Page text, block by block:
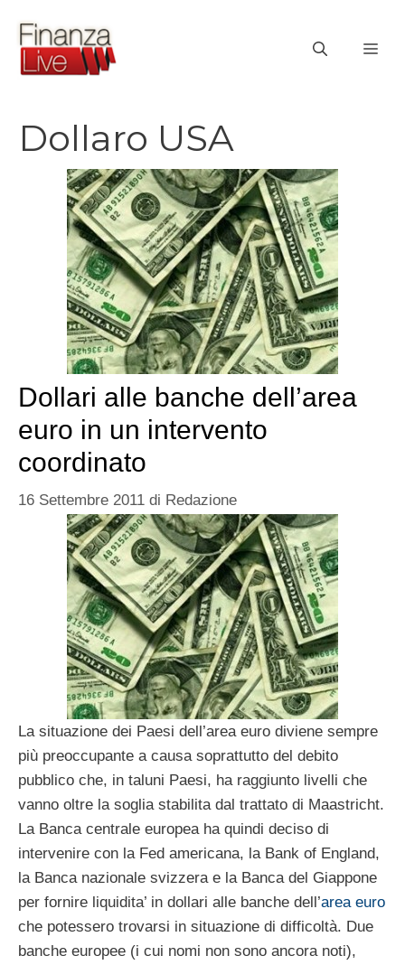
contenuto
Dollaro USA
Dollari alle banche dell’area
euro in un intervento
coordinato
16 Settembre 2011 di Redazione
La situazione dei Paesi dell’area euro diviene sempre
più preoccupante a causa soprattutto del debito
pubblico che, in taluni Paesi, ha raggiunto livelli che
vanno oltre la soglia stabilita dal trattato di Maastricht.
La Banca centrale europea ha quindi deciso di
intervenire con la Fed americana, la Bank of England,
la Banca nazionale svizzera e la Banca del Giappone
per fornire liquidita’ in dollari alle banche dell’area euro
che potessero trovarsi in situazione di difficoltà. Due
banche europee (i cui nomi non sono ancora noti),